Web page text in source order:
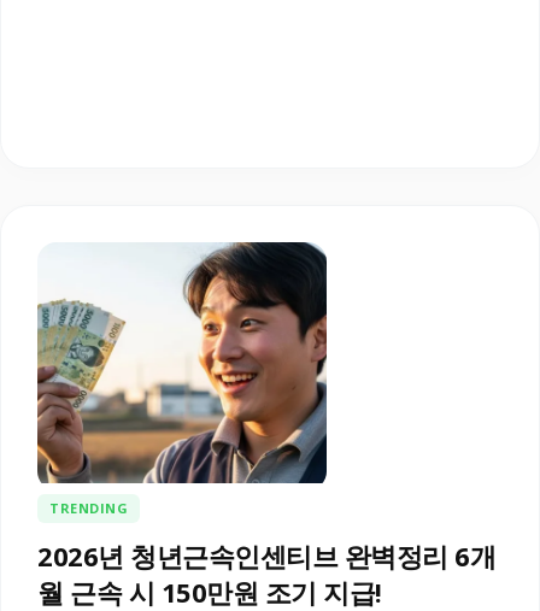
TRENDING
2026년 청년근속인센티브 완벽정리 6개
월 근속 시 150만원 조기 지급!